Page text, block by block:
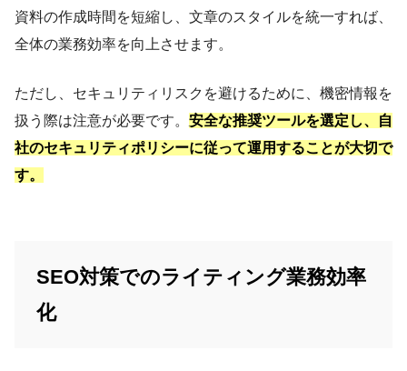
資料の作成時間を短縮し、文章のスタイルを統一すれば、
全体の業務効率を向上させます。
ただし、セキュリティリスクを避けるために、機密情報を
扱う際は注意が必要です。 安全な推奨ツールを選定し、自
社のセキュリティポリシーに従って運用することが大切で
す。
SEO対策でのライティング業務効率
化